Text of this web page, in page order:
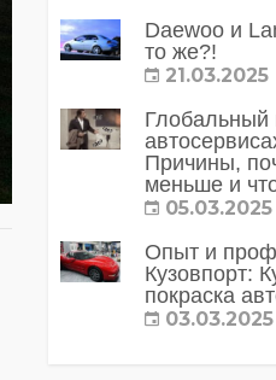
Daewoo и
то же?!
21.03.2025
Глобальный
Причины,
меньше и
05.03.2025
Опыт и
Кузовпорт:
покраска
03.03.2025